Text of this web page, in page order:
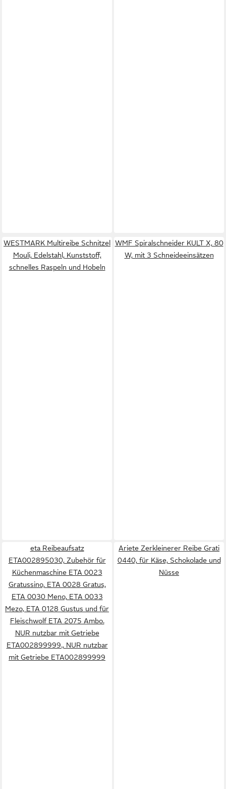
WESTMARK Multireibe Schnitzel
Mouli, Edelstahl, Kunststoff,
schnelles Raspeln und Hobeln
WMF Spiralschneider KULT X, 80
W, mit 3 Schneideeinsätzen
eta Reibeaufsatz
ETA002895030, Zubehör für
Küchenmaschine ETA 0023
Gratussino, ETA 0028 Gratus,
ETA 0030 Meno, ETA 0033
Mezo, ETA 0128 Gustus und für
Fleischwolf ETA 2075 Ambo.
NUR nutzbar mit Getriebe
ETA002899999., NUR nutzbar
mit Getriebe ETA002899999
Ariete Zerkleinerer Reibe Grati
0440, für Käse, Schokolade und
Nüsse